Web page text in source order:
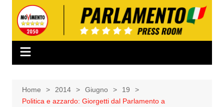
contenuto
Home 2014 Giugno
19
Politica e azzardo: Giorgetti dal Parlamento a